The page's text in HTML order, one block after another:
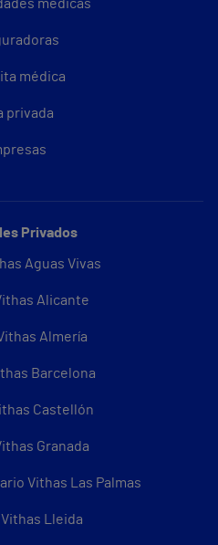
médicas
médica
privada
Privados
Aguas Vivas
Alicante
Almería
Barcelona
Castellón
Granada
Vithas Las Palmas
Lleida